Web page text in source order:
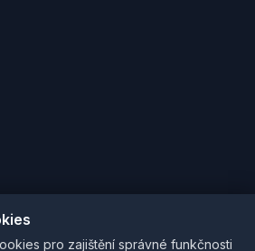
Ochrana osobních údajůCookies
pro zajištění správné funkčnosti